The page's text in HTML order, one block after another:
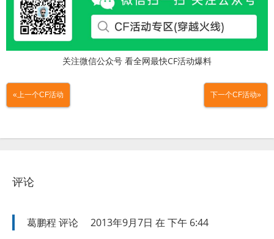
关注微信公众号 看全网最快CF活动爆料
«上一个CF活动 下一个CF活动»
评论
葛鹏程 评论 2013年9月7日 在 下午 6:44